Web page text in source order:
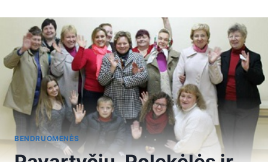
BENDRUOMENĖS